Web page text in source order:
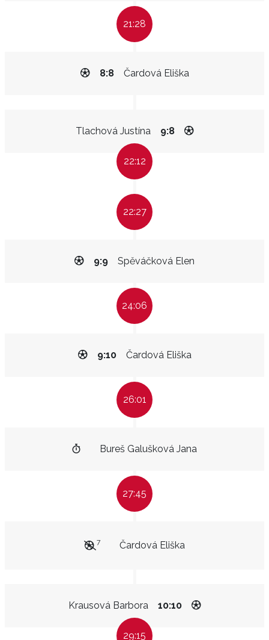
21:28
Čardová Eliška
8:8
Tlachová Justína 9:8
22:12
22:27
Spěváčková Elen
9:9
24:06
Čardová Eliška
9:10
26:01
Bureš Galušková Jana
27:45
Čardová Eliška
7
Krausová Barbora 10:10
29:15